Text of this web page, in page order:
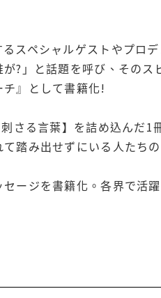
スペシャルゲストやプロ
?」と話題を呼び、その
』として書籍化!
さる言葉】を詰め込んだ
踏み出せずにいる人たち
ージを書籍化。各界で活